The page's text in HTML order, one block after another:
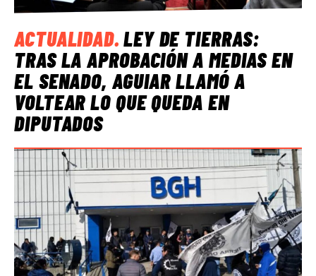
ACTUALIDAD.LEY DE TIERRAS:
TRAS LA APROBACIÓN A MEDIAS EN
EL SENADO, AGUIAR LLAMÓ A
VOLTEAR LO QUE QUEDA EN
DIPUTADOS